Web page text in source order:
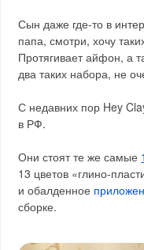
Сын даже где-то в
папа, смотри, хочу
Протягивает айфон, а
два таких набора, не
С недавних пор Hey
в РФ.
Они стоят те же самые
13 цветов «глино-
и обалденное
сборке.